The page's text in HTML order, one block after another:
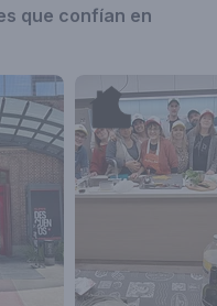
que confían en